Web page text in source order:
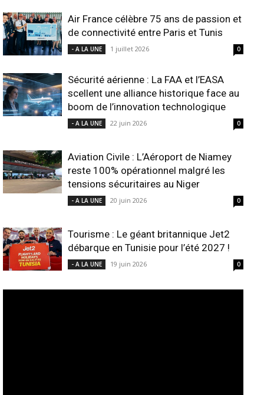
Air France célèbre 75 ans de passion et
de connectivité entre Paris et Tunis
- A LA UNE 1 juillet 2026 0
Sécurité aérienne : La FAA et l’EASA
scellent une alliance historique face au
boom de l’innovation technologique
- A LA UNE 22 juin 2026 0
Aviation Civile : L’Aéroport de Niamey
reste 100% opérationnel malgré les
tensions sécuritaires au Niger
- A LA UNE 20 juin 2026 0
Tourisme : Le géant britannique Jet2
débarque en Tunisie pour l’été 2027 !
- A LA UNE 19 juin 2026 0